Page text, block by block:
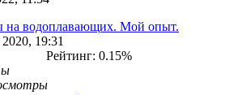
на водоплавающих. Мой опыт.
19:31
Рейтинг: 0.15%